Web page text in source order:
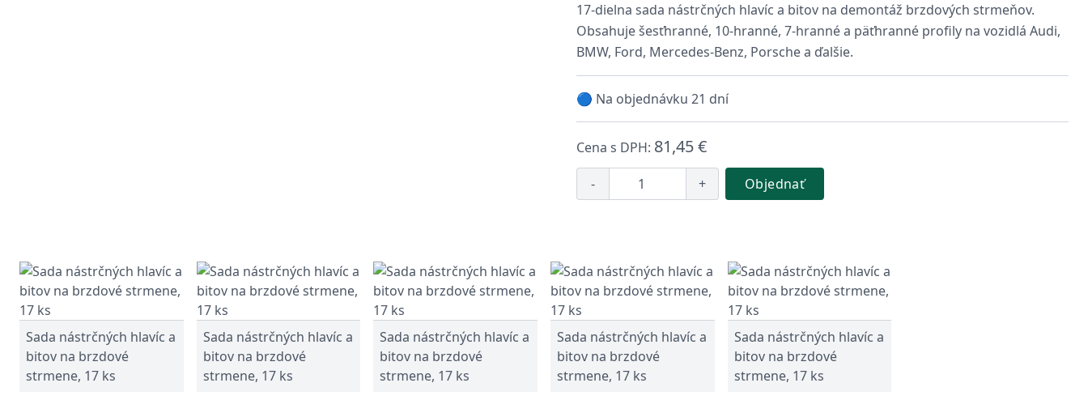
17-dielna sada nástrčných hlavíc a bitov na demontáž brzdových strmeňov.
Obsahuje šesťhranné, 10-hranné, 7-hranné a päťhranné profily na vozidlá Audi,
BMW, Ford, Mercedes-Benz, Porsche a ďalšie.
🔵 Na objednávku 21 dní
Cena s DPH: 81,45 €
- + Objednať
Sada nástrčných hlavíc a
bitov na brzdové
strmene, 17 ks
Sada nástrčných hlavíc a
bitov na brzdové
strmene, 17 ks
Sada nástrčných hlavíc a
bitov na brzdové
strmene, 17 ks
Sada nástrčných hlavíc a
bitov na brzdové
strmene, 17 ks
Sada nástrčných hlavíc a
bitov na brzdové
strmene, 17 ks